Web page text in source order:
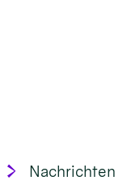
Nachrichten